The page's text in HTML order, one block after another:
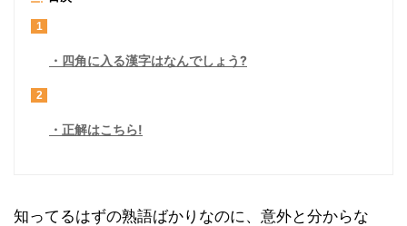
1
四角に入る漢字はなんでしょう?
2
正解はこちら!
知ってるはずの熟語ばかりなのに、意外と分からな